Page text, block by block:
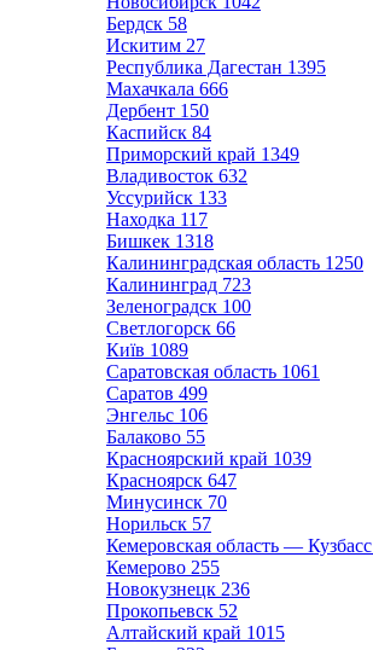
Бердск 58
Искитим 27
Республика Дагестан 1395
Махачкала 666
Дербент 150
Каспийск 84
Приморский край 1349
Владивосток 632
Уссурийск 133
Находка 117
Бишкек 1318
Калининградская область 1250
Калининград 723
Зеленоградск 100
Светлогорск 66
Київ 1089
Саратовская область 1061
Саратов 499
Энгельс 106
Балаково 55
Красноярский край 1039
Красноярск 647
Минусинск 70
Норильск 57
Кемеровская область — Кузбасс
Кемерово 255
Новокузнецк 236
Прокопьевск 52
Алтайский край 1015